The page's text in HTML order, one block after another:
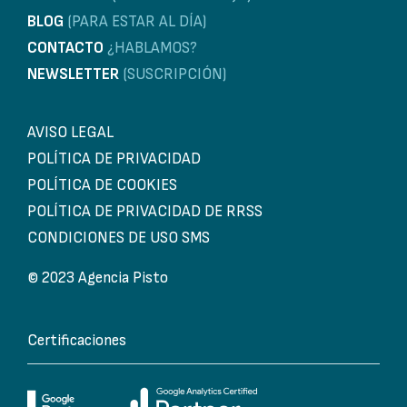
BLOG (PARA ESTAR AL DÍA)
CONTACTO ¿HABLAMOS?
NEWSLETTER (SUSCRIPCIÓN)
AVISO LEGAL
POLÍTICA DE PRIVACIDAD
POLÍTICA DE COOKIES
POLÍTICA DE PRIVACIDAD DE RRSS
CONDICIONES DE USO SMS
© 2023 Agencia Pisto
Certificaciones